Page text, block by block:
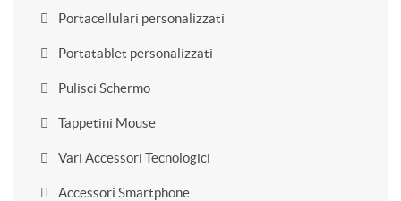
Portacellulari personalizzati
Portatablet personalizzati
Pulisci Schermo
Tappetini Mouse
Vari Accessori Tecnologici
Accessori Smartphone